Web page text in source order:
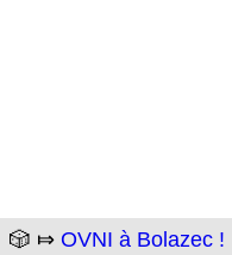
🎲 ⤇ OVNI à Bolazec !